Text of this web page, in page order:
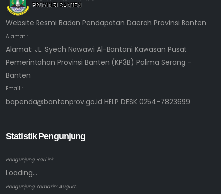
Website Resmi Badan Pendapatan Daerah Provinsi Banten
Alamat :
Alamat: JL. Syech Nawawi Al-Bantani Kawasan Pusat
Pemerintahan Provinsi Banten (KP3B) Palima Serang -
Banten
Email :
bapenda@bantenprov.go.id HELP DESK 0254-7823699
Statistik Pengunjung
Pengunjung Hari ini:
Loading...
Pengunjung Kemarin: August: